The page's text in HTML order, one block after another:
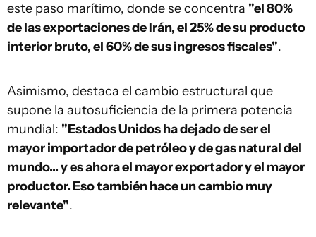
este paso marítimo, donde se concentra "el 80%
de las exportaciones de Irán, el 25% de su producto
interior bruto, el 60% de sus ingresos fiscales".
Asimismo, destaca el cambio estructural que
supone la autosuficiencia de la primera potencia
mundial: "Estados Unidos ha dejado de ser el
mayor importador de petróleo y de gas natural del
mundo... y es ahora el mayor exportador y el mayor
productor. Eso también hace un cambio muy
relevante".